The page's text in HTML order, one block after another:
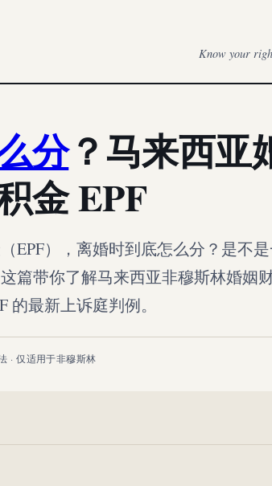
Know your
分？马来西亚
金 EPF
EPF），离婚时到底怎么分？是不
篇带你了解马来西亚非穆斯林婚姻
的最新上诉庭判例。
· 仅适用于非穆斯林